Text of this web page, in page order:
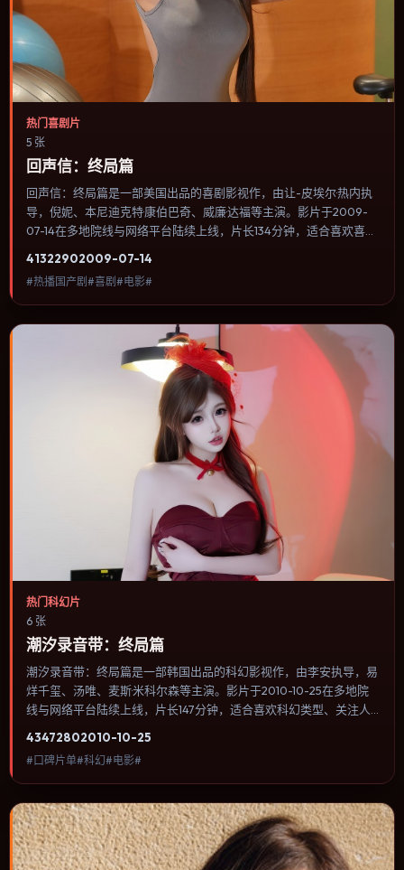
热门喜剧片
5 张
回声信：终局篇
回声信：终局篇是一部美国出品的喜剧影视作，由让-皮埃尔·热内执
导，倪妮、本尼迪克特·康伯巴奇、威廉·达福等主演。影片于2009-
07-14在多地院线与网络平台陆续上线，片长134分钟，适合喜欢喜剧
情节推进，节奏与视听语言统一，可作为休闲观影或类型片补片的选
择。
41322902009-07-14
#热播国产剧#喜剧#电影#
热门科幻片
6 张
潮汐录音带：终局篇
潮汐录音带：终局篇是一部韩国出品的科幻影视作，由李安执导，易
烊千玺、汤唯、麦斯·米科尔森等主演。影片于2010-10-25在多地院
线与网络平台陆续上线，片长147分钟，适合喜欢科幻类型、关注人
与视听语言统一，可作为休闲观影或类型片补片的选择。
43472802010-10-25
#口碑片单#科幻#电影#